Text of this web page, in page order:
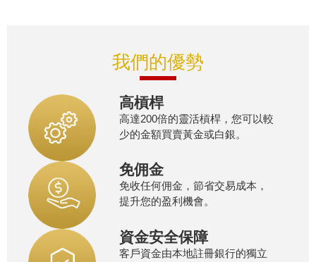
我們的優勢
高槓桿
高達200倍的靈活槓桿，您可以較
少的金額買賣黃金或白銀。
免佣金
免收任何佣金，節省交易成本，
提升您的盈利機會。
資金安全保障
客戶資金由本地註冊銀行的獨立